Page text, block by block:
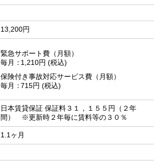
13,200円
緊急サポート費（月額）
毎月
1,210円
税込
保険付き事故対応サービス費（月額）
毎月
715円 税込
日本賃貸保証 保証料３１，１５５円（２年
間） ※更新時２年毎に賃料等の３０％
1.1ヶ月